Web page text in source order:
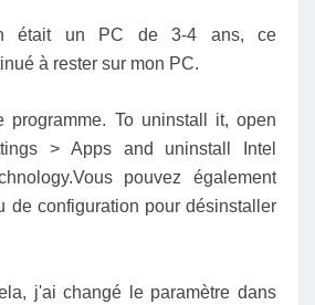
était un PC de 3-4 ans, ce
à rester sur mon PC.
programme. To uninstall it, open
> Apps and uninstall Intel
pouvez également
de configuration pour désinstaller
j'ai changé le paramètre dans